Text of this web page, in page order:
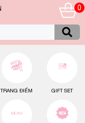
0
TRANG ĐIỂM GIFT SET